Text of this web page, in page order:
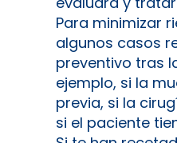
Para minimizar
algunos casos
preventivo tras
ejemplo, si la
previa, si la
si el paciente